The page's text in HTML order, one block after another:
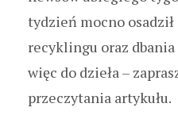
tydzień mocno
recyklingu oraz
więc do dzieła –
przeczytania artykułu.